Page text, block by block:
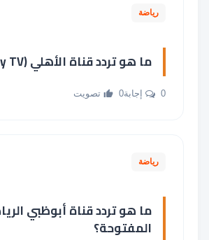
رياضة
ما هو تردد قناة الأهلي (Al Ahly TV)؟
0 إجابة 0 تصويت
رياضة
المفتوحة؟